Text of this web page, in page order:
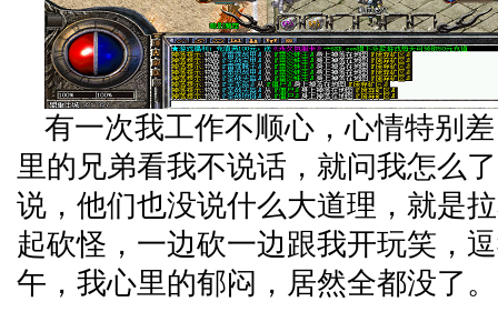
有一次我工作不顺心，心情特别
里的兄弟看我不说话，就问我怎么
说，他们也没说什么大道理，就是
起砍怪，一边砍一边跟我开玩笑，
午，我心里的郁闷，居然全都没了。